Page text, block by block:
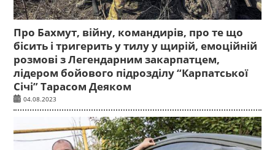
Про Бахмут, війну, командирів, про те що
бісить і тригерить у тилу у щирій, емоційній
розмові з Легендарним закарпатцем,
лідером бойового підрозділу “Карпатської
Січі” Тарасом Деяком
04.08.2023